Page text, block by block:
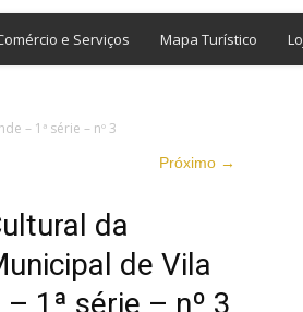
e Serviços Mapa Turístico
– 1ª série – nº 3
Próximo →
da
de Vila
1ª série – nº 3